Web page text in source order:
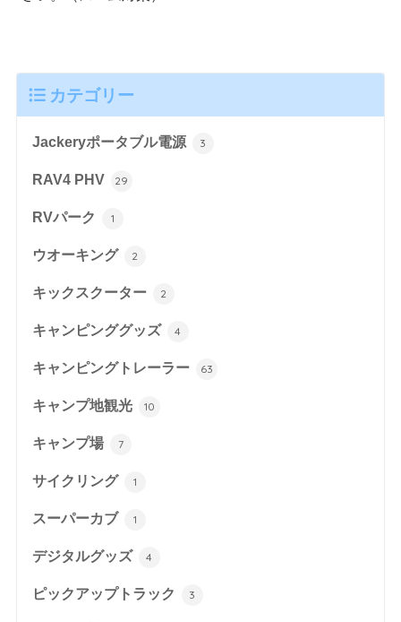
カテゴリー
Jackeryポータブル電源 3
RAV4 PHV 29
RVパーク 1
ウオーキング 2
キックスクーター 2
キャンピンググッズ 4
キャンピングトレーラー 63
キャンプ地観光 10
キャンプ場 7
サイクリング 1
スーパーカブ 1
デジタルグッズ 4
ピックアップトラック 3